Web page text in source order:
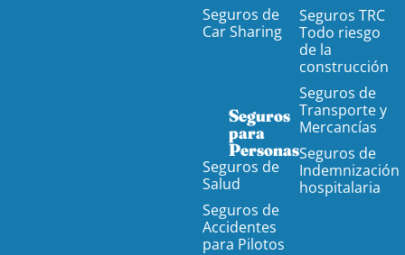
Seguros de
Car Sharing
Seguros
para
Personas
Seguros de
Salud
Seguros de
Accidentes
para Pilotos
Seguros TRC
Todo riesgo
de la
construcción
Seguros de
Transporte y
Mercancías
Seguros de
Indemnización
hospitalaria